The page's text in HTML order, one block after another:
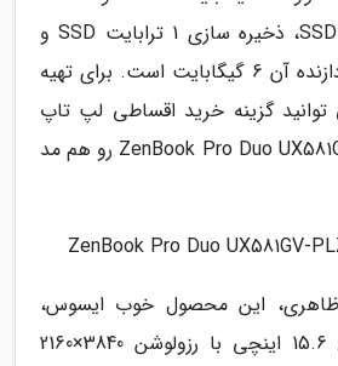
داخلی 512گیگابایت SSD، ذخیره سازی 1 ترابایت SSD و
حافظه اختصاصی پردازنده آن 6 گیگابایت است. برای تهیه
گزینه خرید اقساطی لپ تاپ
ایسوس مدل ZenBook Pro Duo UX581GV-PLZ رو هم مد
این محصول خوب ایسوس،
دارای صفحه نمایش 15.6 اینچی با رزولوشن 3840×2160